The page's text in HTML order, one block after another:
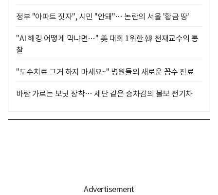
정부 "아파트 짓자", 시민 "안돼"… 논란의 서울 '황금 땅'
"AI 해킹 어떻게 막냐면…" 美 대회 1위한 韓 천재교수의 통
찰
"도수치료 그거 하지 마세요~" 병원들의 새로운 꼼수 진료
바람 가르는 보닛 장착… 세단 같은 승차감의 볼보 전기차